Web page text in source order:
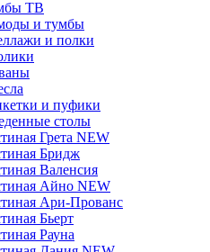
ТВ
и тумбы
и полки
и пуфики
столы
Грета NEW
Бридж
Валенсия
Айно NEW
Ари-Прованс
Бьерт
Рауна